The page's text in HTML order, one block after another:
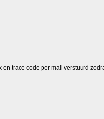
trace code per mail verstuurd